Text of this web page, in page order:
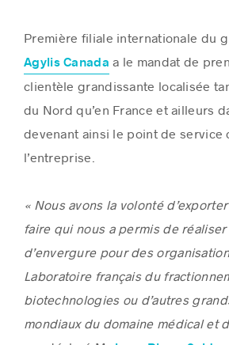
Première filiale internationale du
Agylis Canada a le mandat de
clientèle grandissante localisée
du Nord qu’en France et ailleurs
devenant ainsi le point de service
l’entreprise.
« Nous avons la volonté
faire qui nous a permis de
d’envergure pour des
Laboratoire français du
biotechnologies ou d’autres
mondiaux du domaine médical et